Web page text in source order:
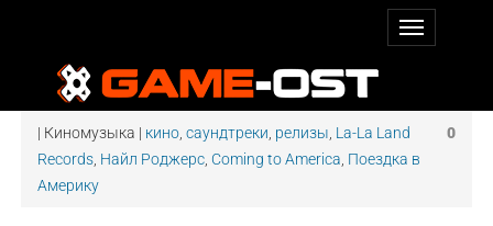
0
| Киномузыка | кино ,саундтреки релизы La-La Land
Records Найл Роджерс Coming to America Поездка в
Америку